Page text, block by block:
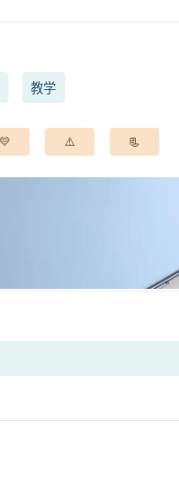
教学